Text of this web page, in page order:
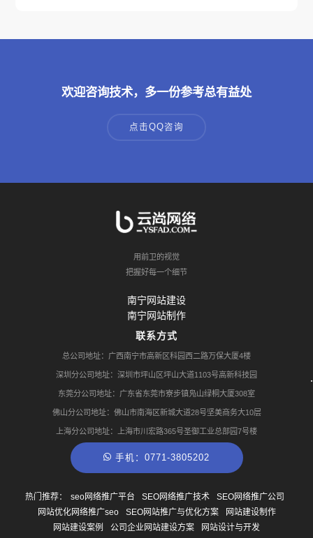
欢迎咨询技术，多一份参考总有益处
点击QQ咨询
用前卫的视觉
把握好每一个细节
南宁网站建设
南宁网站制作
联系方式
总公司地址：广西南宁市高新区科园西二路万保大厦4楼
深圳分公司地址：深圳市坪山区坪山大道1103号高新科技园
东莞分公司地址：广东省东莞市寮步镇凫山绿桐大厦308室
佛山分公司地址：佛山市南海区新城大道28号坚美商务大10层
上海分公司地址：上海市川宏路365号圣御工业总部园7号楼
手机：0771-3805202
热门推荐： seo网络推广平台 SEO网络推广技术
SEO网络推广公司
网站优化网络推广seo
SEO网站推广与优化方案
网站建设制作
网站建设案例
公司企业网站建设方案 网站设计与开发